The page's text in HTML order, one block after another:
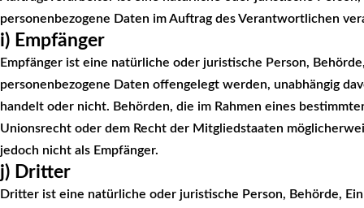
personenbezogene Daten im Auftrag des Verantwortlichen
i) Empfänger
Empfänger ist eine natürliche oder juristische Person,
personenbezogene Daten offengelegt werden, unabhängig
handelt oder nicht. Behörden, die im Rahmen eines
Unionsrecht oder dem Recht der Mitgliedstaaten
jedoch nicht als Empfänger.
j) Dritter
Dritter ist eine natürliche oder juristische Person, Behörde,